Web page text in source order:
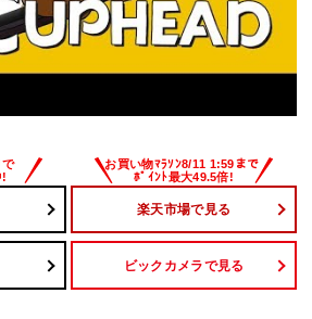
楽天市場で見る
ビックカメラで見る